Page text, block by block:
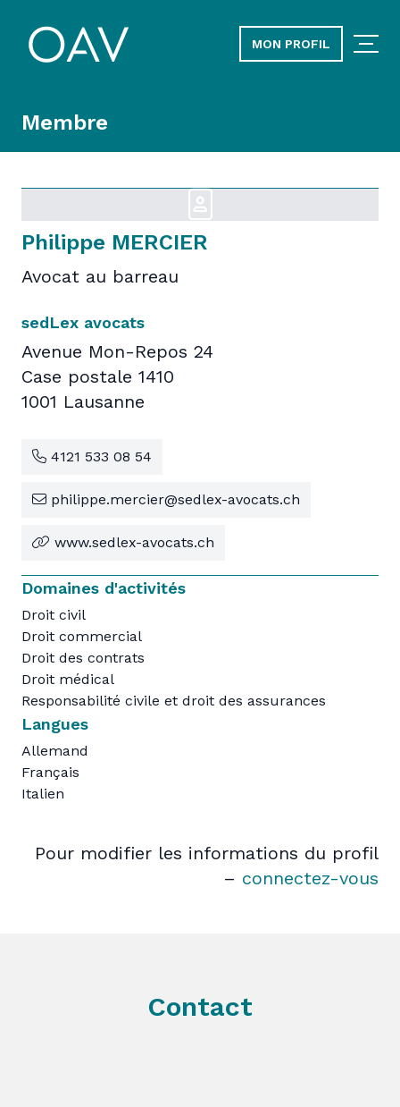
MON PROFIL
Membre
Philippe MERCIER
Avocat au barreau
sedLex avocats
Avenue Mon-Repos 24
Case postale 1410
1001 Lausanne
4121 533 08 54
philippe.mercier@sedlex-avocats.ch
www.sedlex-avocats.ch
Domaines d'activités
Droit civil
Droit commercial
Droit des contrats
Droit médical
Responsabilité civile et droit des assurances
Langues
Allemand
Français
Italien
Pour modifier les informations du profil
– connectez-vous
Contact